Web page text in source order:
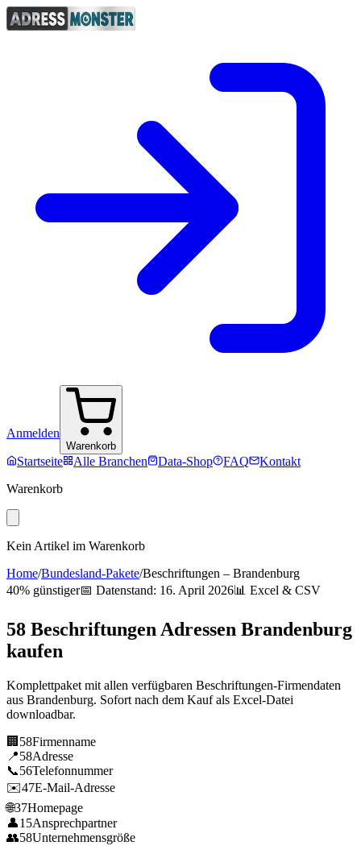
Anmelden
Warenkorb
Startseite Alle Branchen Data-Shop FAQ
Kontakt
Warenkorb
Kein Artikel im Warenkorb
Home/Bundesland-Pakete/Beschriftungen – Brandenburg
40% günstiger📅 Datenstand: 16. April 2026📊 Excel & CSV
58 Beschriftungen Adressen Brandenburg
kaufen
Komplettpaket mit allen verfügbaren Beschriftungen-Firmendaten
aus Brandenburg. Sofort nach dem Kauf als Excel-Datei
downloadbar.
🏢 58Firmenname
📍58Adresse
📞56Telefonnummer
✉️47E-Mail-Adresse
🌐37Homepage
👤15Ansprechpartner
👥58Unternehmensgröße